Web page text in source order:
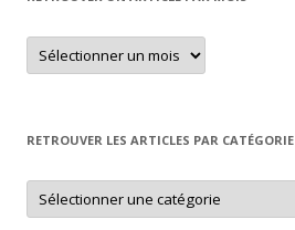
Retrouver
un
article
RETROUVER LES ARTICLES PAR CATÉGORIE
Retrouver
les
articles